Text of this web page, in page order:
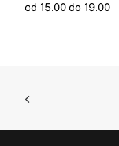
od 15.00 do 19.00